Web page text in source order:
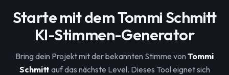
Starte mit dem Tommi Schmitt
KI-Stimmen-Generator
Bring dein Projekt mit der bekannten Stimme von Tommi
Schmitt auf das nächste Level. Dieses Tool eignet sich